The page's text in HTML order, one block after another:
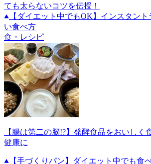
ても太らないコツを伝授！
【ダイエット中でもOK】インスタン
い食べ方
食・レシピ
【腸は第二の脳!?】発酵食品をおいしく
健康に
【手づくりパン】ダイエット中でも